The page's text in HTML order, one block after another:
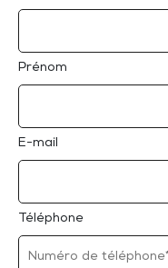
Prénom
E-mail
Téléphone